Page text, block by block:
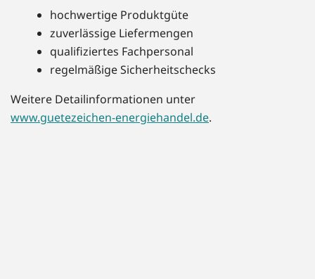
hochwertige Produktgüte
zuverlässige Liefermengen
qualifiziertes Fachpersonal
regelmäßige Sicherheitschecks
Weitere Detailinformationen unter
www.guetezeichen-energiehandel.de.